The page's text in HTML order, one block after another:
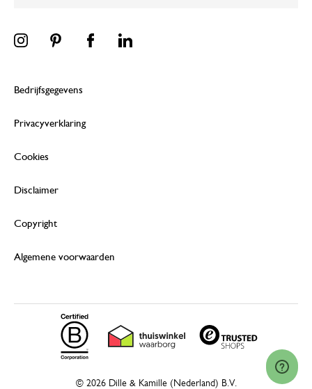
Bedrijfsgegevens
Privacyverklaring
Cookies
Disclaimer
Copyright
Algemene voorwaarden
© 2026 Dille & Kamille (Nederland) B.V.